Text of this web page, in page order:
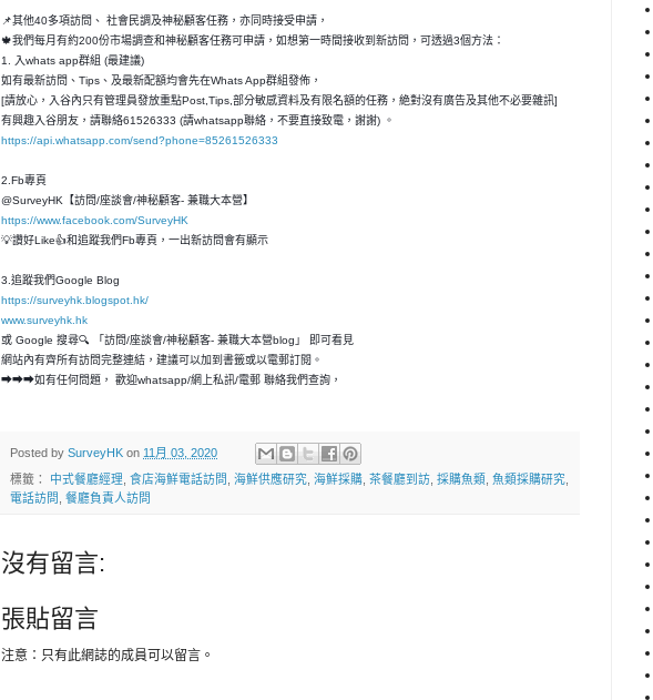
📌其他40多項訪問、 社會民調及神秘顧客任務，亦同時接受申請，
🍁我們每月有約200份市場調查和神秘顧客任務可申請，如想第一時間接收到新訪問，可透過3個方法：
1. 入whats app群組 (最建議)
如有最新訪問、Tips、及最新配額均會先在Whats App群組發佈，
[請放心，入谷內只有管理員發放重點Post,Tips,部分敏感資料及有限名額的任務，絶對沒有廣告及其他不必要雜訊]
有興趣入谷朋友，請聯絡61526333 (請whatsapp聯絡，不要直接致電，謝謝) 。
https://api.whatsapp.com/send?phone=85261526333
2.Fb專頁
@SurveyHK【訪問/座談會/神秘顧客- 兼職大本營】
https://www.facebook.com/SurveyHK
💡讚好Like👍和追蹤我們Fb專頁，一出新訪問會有顯示
3.追蹤我們Google Blog
https://surveyhk.blogspot.hk/
www.surveyhk.hk
或 Google 搜尋🔍 「訪問/座談會/神秘顧客- 兼職大本營blog」 即可看見
網站內有齊所有訪問完整連結，建議可以加到書籤或以電郵訂閱。
➡➡➡如有任何問題， 歡迎whatsapp/網上私訊/電郵 聯絡我們查詢，
Posted by SurveyHK on 11月 03, 2020
標籤： 中式餐廳經理 食店海鮮電話訪問 海鮮供應研究 海鮮採購 茶餐廳到訪 採購魚類 魚類採購研究
電話訪問
餐廳負責人訪問
沒有留言:
張貼留言
注意：只有此網誌的成員可以留言。